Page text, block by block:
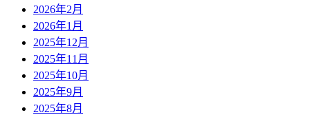
2026年2月
2026年1月
2025年12月
2025年11月
2025年10月
2025年9月
2025年8月